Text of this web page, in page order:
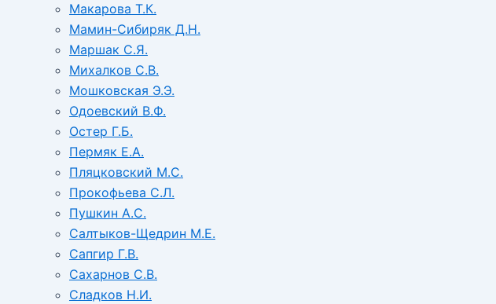
Макарова Т.К.
Мамин-Сибиряк Д.Н.
Маршак С.Я.
Михалков С.В.
Мошковская Э.Э.
Одоевский В.Ф.
Остер Г.Б.
Пермяк Е.А.
Пляцковский М.С.
Прокофьева С.Л.
Пушкин А.С.
Салтыков-Щедрин М.Е.
Сапгир Г.В.
Сахарнов С.В.
Сладков Н.И.